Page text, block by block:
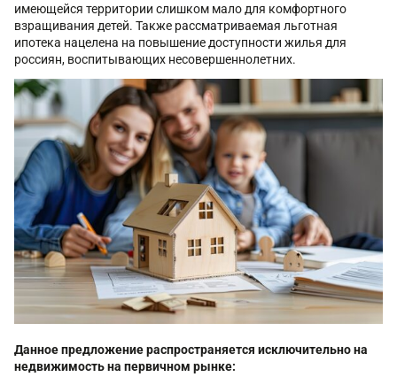
имеющейся территории слишком мало для комфортного
взращивания детей. Также рассматриваемая льготная
ипотека нацелена на повышение доступности жилья для
россиян, воспитывающих несовершеннолетних.
Данное предложение распространяется исключительно на
недвижимость на первичном рынке: